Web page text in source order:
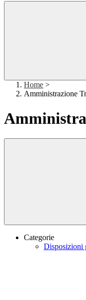
Home >
Amministrazione
Categorie
Disposizioni